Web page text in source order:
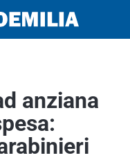
anziana